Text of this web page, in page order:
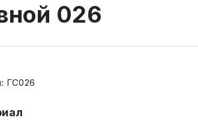
026
ГС026